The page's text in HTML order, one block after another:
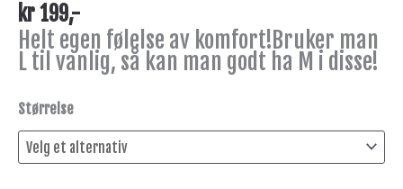
kr199,-
Helt egen følelse av komfort!Bruker man
L til vanlig, så kan man godt ha M i disse!
Størrelse